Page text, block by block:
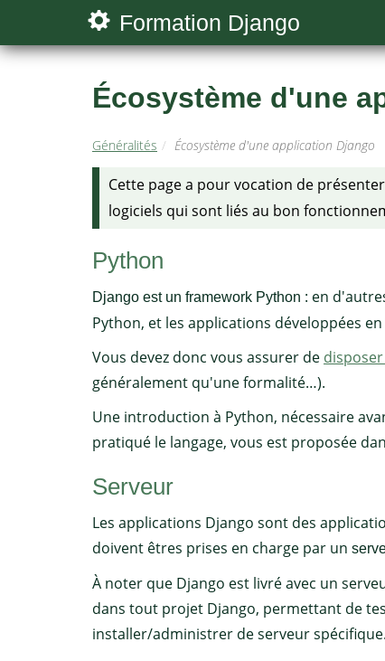
Formation Django
Écosystème d'une
Généralités Écosystème d'une application Django
Cette page a pour vocation de
logiciels qui sont liés au bon
Python
Django est un framework Python : en
Python, et les applications développées
Vous devez donc vous assurer de
généralement qu'une formalité…).
Une introduction à Python, nécessaire
pratiqué le langage, vous est proposée
Serveur
Les applications Django sont des
doivent êtres prises en charge par un
À noter que Django est livré avec un
dans tout projet Django, permettant de
installer/administrer de serveur